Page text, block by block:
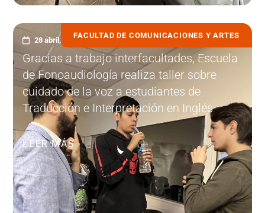
FACULTAD DE COMUNICACIONES Y ARTES
28 abril, 2023
Gracias a trabajo interfacultades, Escuela
de Fonoaudiología realiza taller sobre
cuidado de la voz a estudiantes de
Traducción e Interpretación en Inglés
LEER MÁS